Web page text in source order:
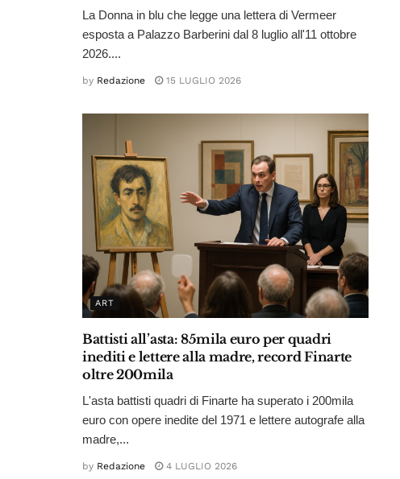
La Donna in blu che legge una lettera di Vermeer
esposta a Palazzo Barberini dal 8 luglio all'11 ottobre
2026....
by Redazione 15 LUGLIO 2026
ART
Battisti all’asta: 85mila euro per quadri
inediti e lettere alla madre, record Finarte
oltre 200mila
L'asta battisti quadri di Finarte ha superato i 200mila
euro con opere inedite del 1971 e lettere autografe alla
madre,...
by Redazione 4 LUGLIO 2026